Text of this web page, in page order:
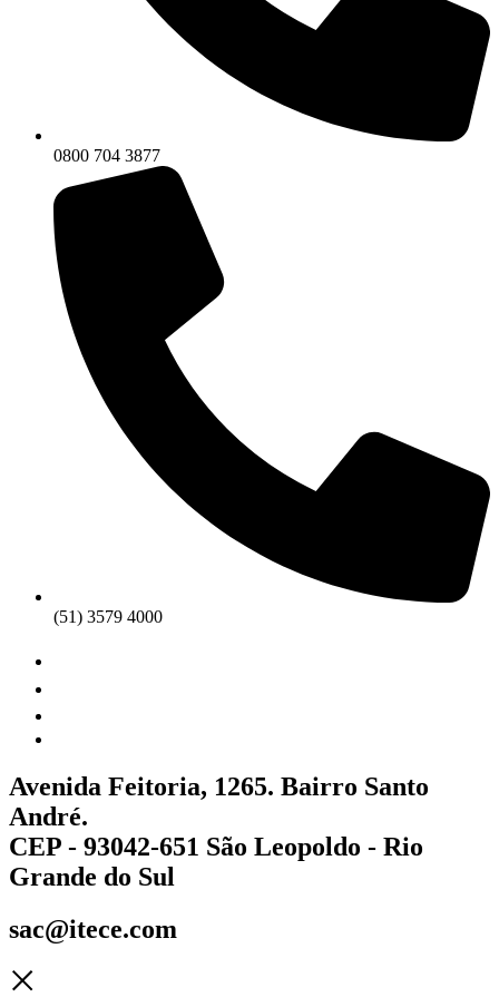
0800 704 3877
(51) 3579 4000
Avenida Feitoria, 1265. Bairro Santo
André.
CEP - 93042-651 São Leopoldo - Rio
Grande do Sul
sac@itece.com